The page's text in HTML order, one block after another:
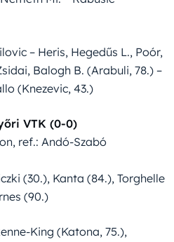
– Heris, Hegedűs L., Poór,
Balogh B. (Arabuli, 78.) –
(Knezevic, 43.)
VTK (0-0)
ref.: Andó-Szabó
(30.), Kanta (84.), Torghelle
(90.)
King (Katona, 75.),